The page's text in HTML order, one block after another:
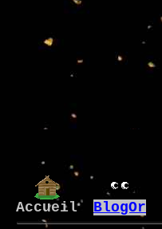
Accueil BlogOr